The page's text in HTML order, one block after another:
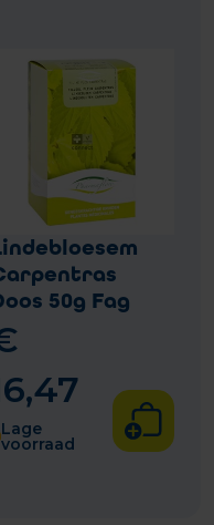
50g Fag
,47
Lage
voorraad